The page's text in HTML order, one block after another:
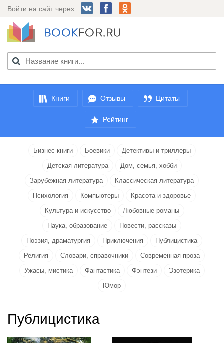
Войти на сайт через:
Книги Отзывы Цитаты
Рейтинг
Бизнес-книги Боевики
Детективы и триллеры
Детская литература
Дом, семья, хобби
Зарубежная литература
Классическая литература
Психология
Компьютеры
Красота и здоровье
Культура и искусство
Любовные романы
Наука, образование
Повести, рассказы
Поэзия, драматургия
Приключения
Публицистика
Религия
Словари, справочники
Современная проза
Ужасы, мистика
Фантастика Фэнтези
Эзотерика
Юмор
Публицистика